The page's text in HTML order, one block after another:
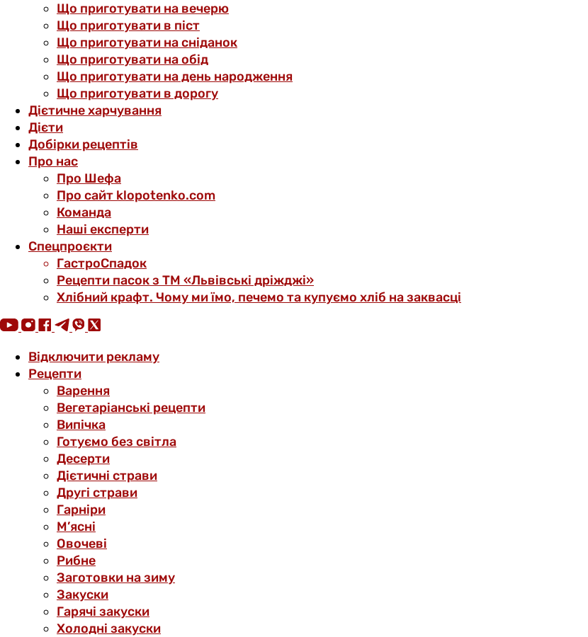
Що приготувати на вечерю
Що приготувати в піст
Що приготувати на сніданок
Що приготувати на обід
Що приготувати на день народження
Що приготувати в дорогу
Дієтичне харчування
Дієти
Добірки рецептів
Про нас
Про Шефа
Про сайт klopotenko.com
Команда
Наші експерти
Спецпроєкти
ГастроСпадок
Рецепти пасок з ТМ «Львівські дріжджі»
Хлібний крафт. Чому ми їмо, печемо та купуємо хліб на заквасці
Відключити рекламу
Рецепти
Варення
Вегетаріанські рецепти
Випічка
Готуємо без світла
Десерти
Дієтичні страви
Другі страви
Гарніри
М’ясні
Овочеві
Рибне
Заготовки на зиму
Закуски
Гарячі закуски
Холодні закуски